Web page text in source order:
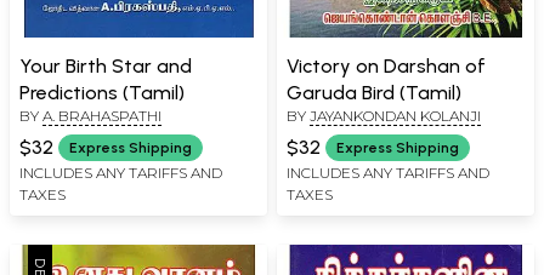
Your Birth Star and
Predictions (Tamil)
BY A. BRAHASPATHI
$32 Express Shipping
INCLUDES ANY TARIFFS AND
TAXES
Victory on Darshan of
Garuda Bird (Tamil)
BY JAYANKONDAN KOLANJI
$32 Express Shipping
INCLUDES ANY TARIFFS AND
TAXES